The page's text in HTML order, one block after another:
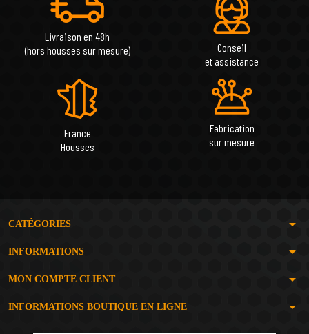
Livraison en 48h
(hors housses sur mesure)
Conseil
et assistance
France
Housses
Fabrication
sur mesure
CATÉGORIES arrow_drop_down
INFORMATIONS arrow_drop_down
MON COMPTE CLIENT arrow_drop_down
INFORMATIONS BOUTIQUE EN LIGNE arrow_drop_down